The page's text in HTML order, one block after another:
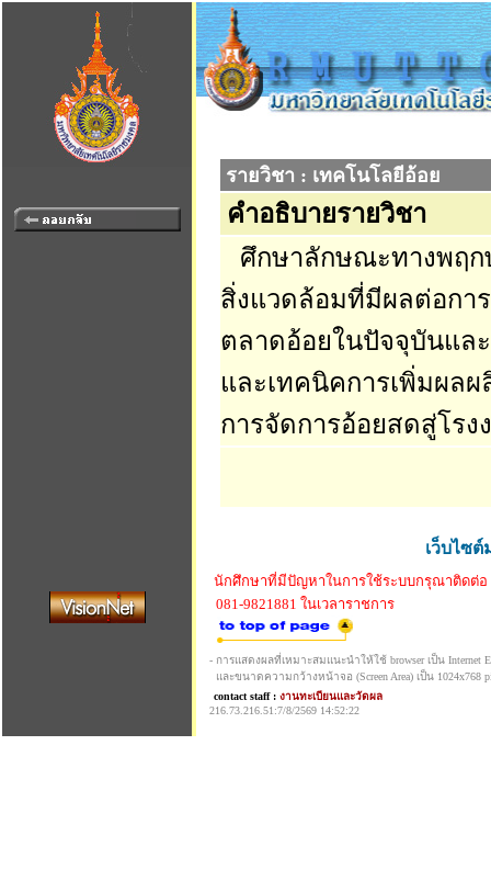
รายวิชา : เทคโนโลยีอ้อย
คำอธิบายรายวิชา
ศึกษาลักษณะทางพฤก
สิ่งแวดล้อมที่มีผลต่อกา
ตลาดอ้อยในปัจจุบันแล
และเทคนิคการเพิ่มผล
การจัดการอ้อยสดสู่โรง
เว็บไซ
นักศึกษาที่มีปัญหาในการใช้ระบบกรุณาติดต่อ
081-9821881 ในเวลาราชการ
- การแสดงผลที่เหมาะสมแนะนำให้ใช้ browser เป็น Internet
และขนาดความกว้างหน้าจอ (Screen Area) เป็น 1024x768
contact staff : งานทะเบียนและวัดผล
216.73.216.51:7/8/2569 14:52:22